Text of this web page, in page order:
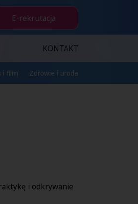
E-rekrutacja
KONTAKT
i film Zdrowie i uroda
i odkrywanie